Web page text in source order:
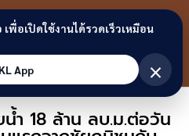
ขอนแก่น
ลิงก์
ำ 18 ล้าน ลบ.ม.ต่อวัน
พื่อเปิดใช้งานได้รวดเร็วเหมือน
App
×